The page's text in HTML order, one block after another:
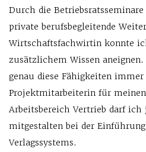
Durch die
private berufsbegleitende
Wirtschaftsfachwirtin konnte
zusätzlichem Wissen
genau diese Fähigkeiten
Projektmitarbeiterin für
Arbeitsbereich Vertrieb darf
mitgestalten bei der
Verlagssystems.